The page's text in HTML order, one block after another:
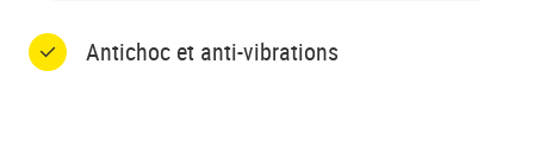
Antichoc et anti-vibrations